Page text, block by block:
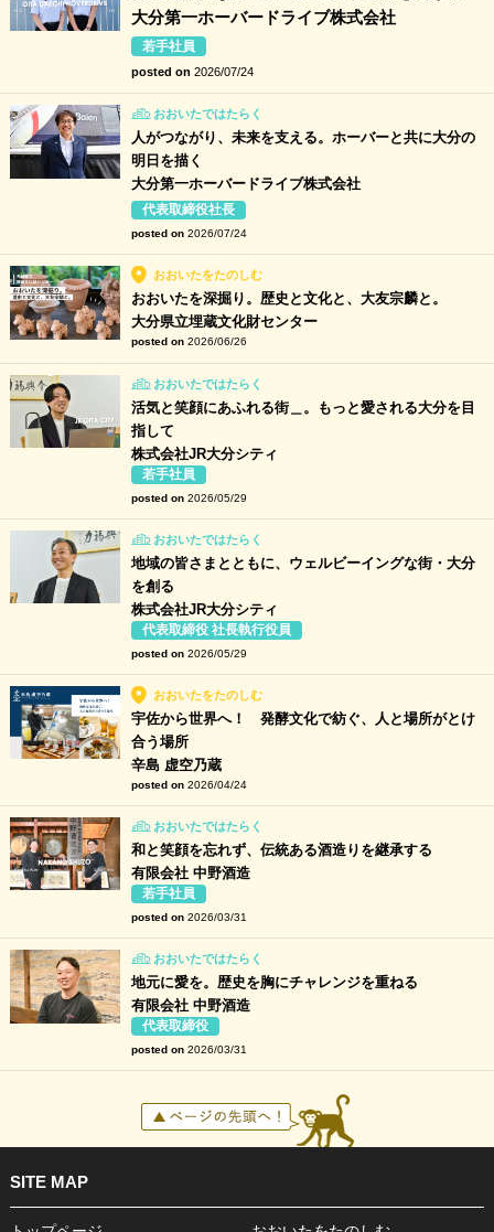
大分第一ホーバードライブ株式会社
若手社員
posted on 2026/07/24
おおいたではたらく
人がつながり、未来を支える。ホーバーと共に大分の
明日を描く
大分第一ホーバードライブ株式会社
代表取締役社長
posted on 2026/07/24
おおいたをたのしむ
おおいたを深掘り。歴史と文化と、大友宗麟と。
大分県立埋蔵文化財センター
posted on 2026/06/26
おおいたではたらく
活気と笑顔にあふれる街＿。もっと愛される大分を目
指して
株式会社JR大分シティ
若手社員
posted on 2026/05/29
おおいたではたらく
地域の皆さまとともに、ウェルビーイングな街・大分
を創る
株式会社JR大分シティ
代表取締役 社長執行役員
posted on 2026/05/29
おおいたをたのしむ
宇佐から世界へ！ 発酵文化で紡ぐ、人と場所がとけ
合う場所
辛島 虚空乃蔵
posted on 2026/04/24
おおいたではたらく
和と笑顔を忘れず、伝統ある酒造りを継承する
有限会社 中野酒造
若手社員
posted on 2026/03/31
おおいたではたらく
地元に愛を。歴史を胸にチャレンジを重ねる
有限会社 中野酒造
代表取締役
posted on 2026/03/31
SITE MAP